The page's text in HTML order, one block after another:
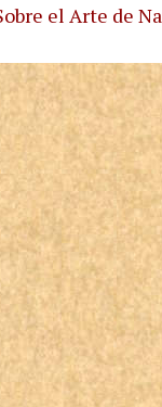
el Arte de